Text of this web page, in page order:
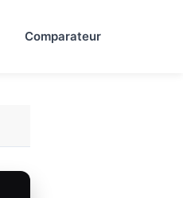
Comparateur